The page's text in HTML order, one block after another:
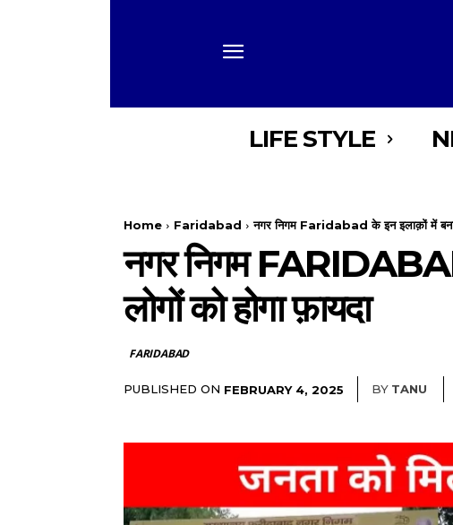
LIFE STYLE
Home Faridabad नगर निगम Faridabad के इन इलाक़ों में
नगर निगम
लोगों को होगा फ़ायदा
FARIDABAD
PUBLISHED ON FEBRUARY 4, 2025 BY TANU